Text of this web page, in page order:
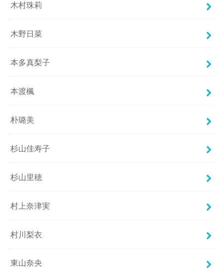
木村珠莉
木野日菜
本多真梨子
本渡楓
朴璐美
杉山佳寿子
杉山里穂
村上奈津実
村川梨衣
東山奈央